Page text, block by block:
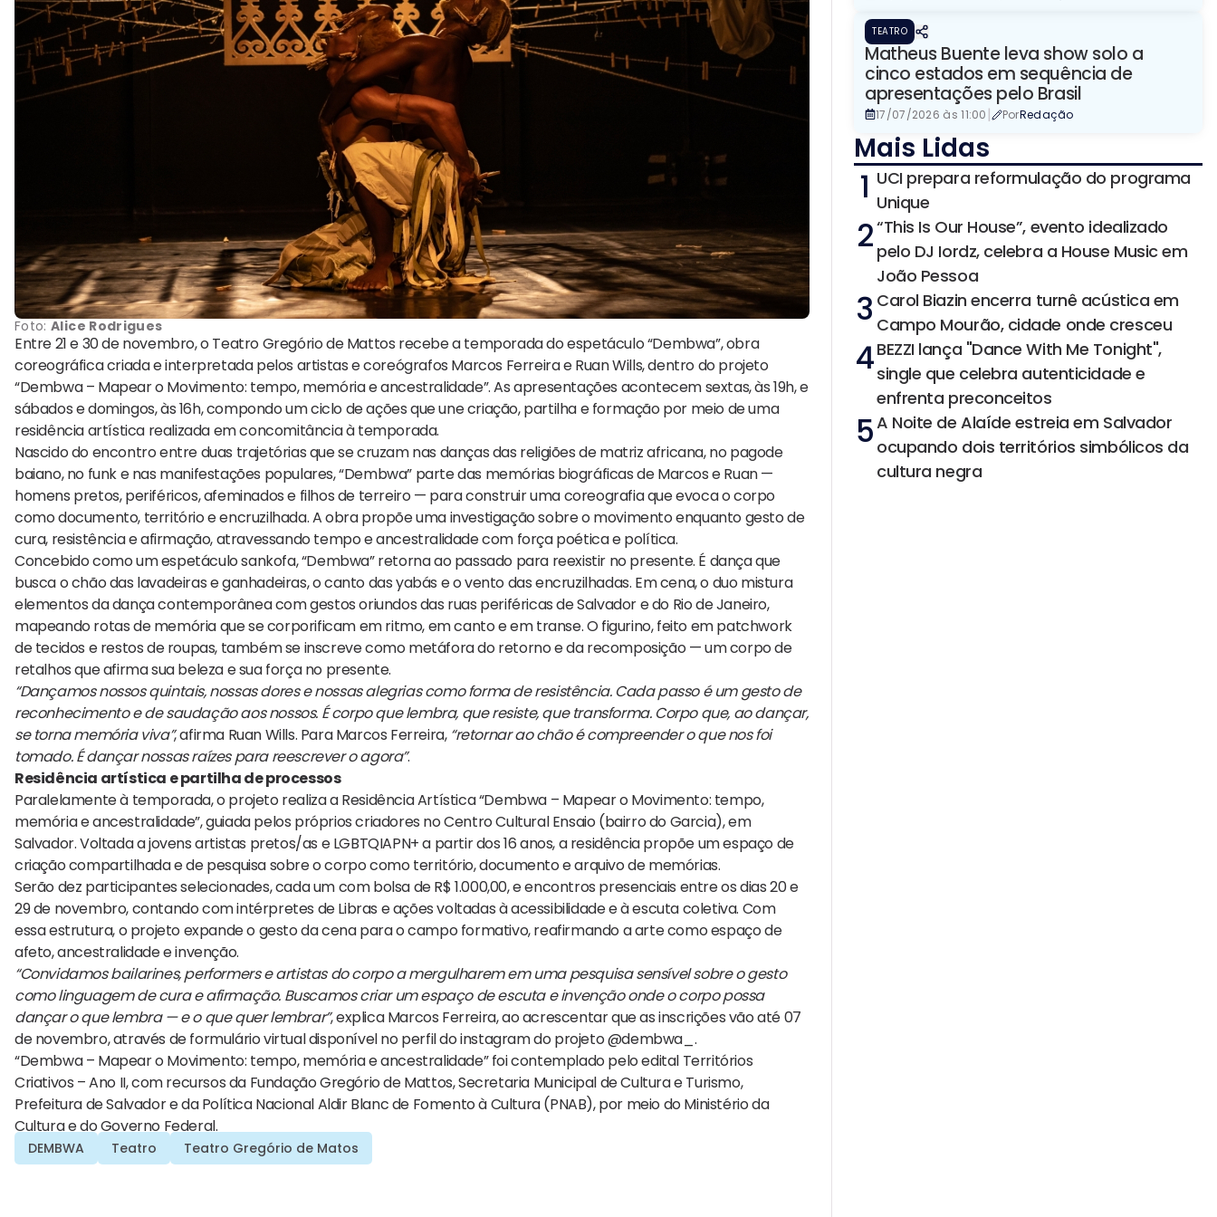
Foto:Alice Rodrigues
Entre 21 e 30 de novembro, o Teatro Gregório de Mattos recebe a temporada do espetáculo “Dembwa”, obra
coreográfica criada e interpretada pelos artistas e coreógrafos Marcos Ferreira e Ruan Wills, dentro do projeto
“Dembwa – Mapear o Movimento: tempo, memória e ancestralidade”. As apresentações acontecem sextas, às 19h, e
sábados e domingos, às 16h, compondo um ciclo de ações que une criação, partilha e formação por meio de uma
residência artística realizada em concomitância à temporada.
Nascido do encontro entre duas trajetórias que se cruzam nas danças das religiões de matriz africana, no pagode
baiano, no funk e nas manifestações populares, “Dembwa” parte das memórias biográficas de Marcos e Ruan —
homens pretos, periféricos, afeminados e filhos de terreiro — para construir uma coreografia que evoca o corpo
como documento, território e encruzilhada. A obra propõe uma investigação sobre o movimento enquanto gesto de
cura, resistência e afirmação, atravessando tempo e ancestralidade com força poética e política.
Concebido como um espetáculo sankofa, “Dembwa” retorna ao passado para reexistir no presente. É dança que
busca o chão das lavadeiras e ganhadeiras, o canto das yabás e o vento das encruzilhadas. Em cena, o duo mistura
elementos da dança contemporânea com gestos oriundos das ruas periféricas de Salvador e do Rio de Janeiro,
mapeando rotas de memória que se corporificam em ritmo, em canto e em transe. O figurino, feito em patchwork
de tecidos e restos de roupas, também se inscreve como metáfora do retorno e da recomposição — um corpo de
retalhos que afirma sua beleza e sua força no presente.
“Dançamos nossos quintais, nossas dores e nossas alegrias como forma de resistência. Cada passo é um gesto de
reconhecimento e de saudação aos nossos. É corpo que lembra, que resiste, que transforma. Corpo que, ao dançar,
se torna memória viva”, afirma Ruan Wills. Para Marcos Ferreira, “retornar ao chão é compreender o que nos foi
tomado. É dançar nossas raízes para reescrever o agora”.
Residência artística e partilha de processos
Paralelamente à temporada, o projeto realiza a Residência Artística “Dembwa – Mapear o Movimento: tempo,
memória e ancestralidade”, guiada pelos próprios criadores no Centro Cultural Ensaio (bairro do Garcia), em
Salvador. Voltada a jovens artistas pretos/as e LGBTQIAPN+ a partir dos 16 anos, a residência propõe um espaço de
criação compartilhada e de pesquisa sobre o corpo como território, documento e arquivo de memórias.
Serão dez participantes selecionades, cada um com bolsa de R$ 1.000,00, e encontros presenciais entre os dias 20 e
29 de novembro, contando com intérpretes de Libras e ações voltadas à acessibilidade e à escuta coletiva. Com
essa estrutura, o projeto expande o gesto da cena para o campo formativo, reafirmando a arte como espaço de
afeto, ancestralidade e invenção.
“Convidamos bailarines, performers e artistas do corpo a mergulharem em uma pesquisa sensível sobre o gesto
como linguagem de cura e afirmação. Buscamos criar um espaço de escuta e invenção onde o corpo possa
dançar o que lembra — e o que quer lembrar”, explica Marcos Ferreira, ao acrescentar que as inscrições vão até 07
de novembro, através de formulário virtual disponível no perfil do instagram do projeto @dembwa_.
“Dembwa – Mapear o Movimento: tempo, memória e ancestralidade” foi contemplado pelo edital Territórios
Criativos – Ano II, com recursos da Fundação Gregório de Mattos, Secretaria Municipal de Cultura e Turismo,
Prefeitura de Salvador e da Política Nacional Aldir Blanc de Fomento à Cultura (PNAB), por meio do Ministério da
Cultura e do Governo Federal.
DEMBWA Teatro Teatro Gregório de Matos
TEATRO
Matheus Buente leva show solo a
cinco estados em sequência de
apresentações pelo Brasil
17/07/2026 às 11:00 | PorRedação
Mais Lidas
1 UCI prepara reformulação do programa
Unique
2“This Is Our House”, evento idealizado
pelo DJ Iordz, celebra a House Music em
João Pessoa
3 Carol Biazin encerra turnê acústica em
Campo Mourão, cidade onde cresceu
4BEZZI lança "Dance With Me Tonight",
single que celebra autenticidade e
enfrenta preconceitos
5A Noite de Alaíde estreia em Salvador
ocupando dois territórios simbólicos da
cultura negra